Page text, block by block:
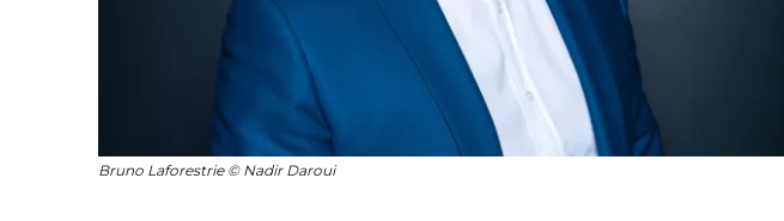
Bruno Laforestrie © Nadir Daroui